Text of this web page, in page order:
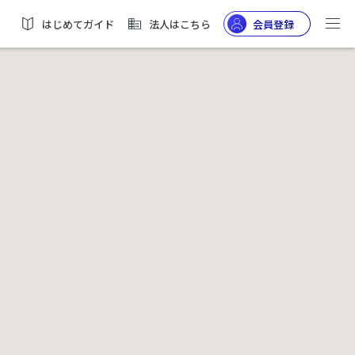
はじめてガイド 法人はこちら 会員登録